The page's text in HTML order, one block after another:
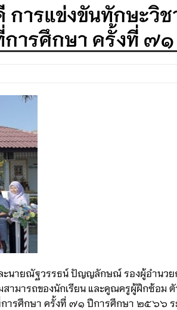
นา เนื่องในวันอาสาฬหบูชาและวันเข้าพรรษา
ะความปลอดภัยในการใช้รถใช้ถนน
ารแข่งขันทักษะวิช
การศึกษา ครั้งที่ ๗๑
นายณัฐวรรธน์ ปัญญลักษณ์ รองผู้อำนวย
ามารถของนักเรียน และคูณครูผู้ฝึกซ้อม
การศึกษา ครั้งที่ ๗๑ ปีการศึกษา ๒๕๖๖ ร